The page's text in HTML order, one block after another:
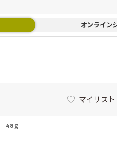
オンライン
マイリスト
48ｇ